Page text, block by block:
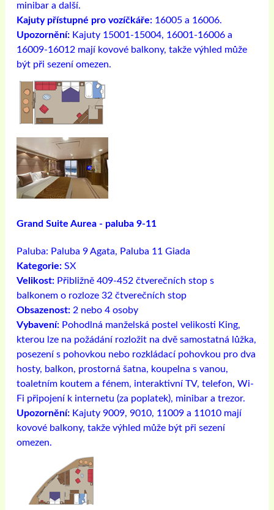
minibar a další.
Kajuty přístupné pro vozíčkáře: 16005 a 16006.
Upozornění: Kajuty 15001-15004, 16001-16006 a
16009-16012 mají kovové balkony, takže výhled může
být při sezení omezen.
Grand Suite Aurea - paluba 9-11
Paluba: Paluba 9 Agata, Paluba 11 Giada
Kategorie: SX
Velikost: Přibližně 409-452 čtverečních stop s
balkonem o rozloze 32 čtverečních stop
Obsazenost: 2 nebo 4 osoby
Vybavení: Pohodlná manželská postel velikosti King,
kterou lze na požádání rozložit na dvě samostatná lůžka,
posezení s pohovkou nebo rozkládací pohovkou pro dva
hosty, balkon, prostorná šatna, koupelna s vanou,
toaletním koutem a fénem, ​​interaktivní TV, telefon, Wi-
Fi připojení k internetu (za poplatek), minibar a trezor.
Upozornění: Kajuty 9009, 9010, 11009 a 11010 mají
kovové balkony, takže výhled může být při sezení
omezen.